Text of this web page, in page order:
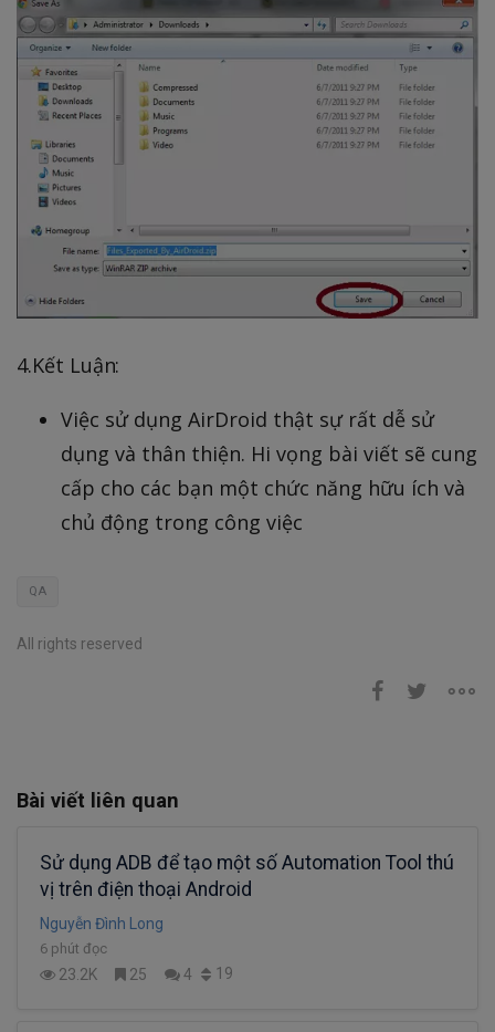
4.Kết Luận:
Việc sử dụng AirDroid thật sự rất dễ sử
dụng và thân thiện. Hi vọng bài viết sẽ cung
cấp cho các bạn một chức năng hữu ích và
chủ động trong công việc
QA
All rights reserved
Bài viết liên quan
Sử dụng ADB để tạo một số Automation Tool thú
vị trên điện thoại Android
Nguyễn Đình Long
6 phút đọc
23.2K 25 4 19